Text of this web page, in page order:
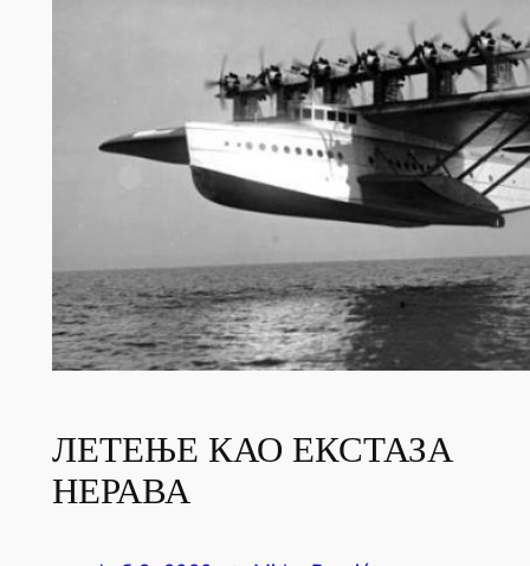
ЛЕТЕЊЕ КАО ЕКСТАЗА
НЕРАВА